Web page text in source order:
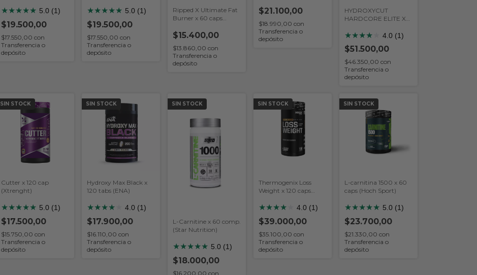
★★★★★ 5.0 (1)
$19.500,00
$17.550,00 con
Transferencia o
depósito
★★★★★ 5.0 (1)
$19.500,00
$17.550,00 con
Transferencia o
depósito
Ripped X Ultimate Fat
Burner x 60 caps
$15.400,00
$13.860,00 con
Transferencia o
depósito
$21.100,00
$18.990,00 con
Transferencia o
depósito
HYDROXYCUT
HARDCORE ELITE X
★★★★ 4.0 (1)
$51.500,00
$46.350,00 con
Transferencia o
depósito
SIN STOCK
Cutter x 120 cap
(Xtrenght)
★★★★★ 5.0 (1)
$17.500,00
$15.750,00 con
Transferencia o
depósito
SIN STOCK
Hydroxy Max Black x
120 tabs (ENA)
★★★★ 4.0 (1)
$17.900,00
$16.110,00 con
Transferencia o
depósito
SIN STOCK
L-Carnitine x 60 comp.
(Star Nutrition)
★★★★★ 5.0 (1)
$18.000,00
$16.200,00 con
SIN STOCK
Thermogenix Loss
Weight x 120 caps
★★★★ 4.0 (1)
$39.000,00
$35.100,00 con
Transferencia o
depósito
SIN STOCK
L-carnitina 1500 x 60
caps (Hoch Sport)
★★★★★ 5.0 (1)
$23.700,00
$21.330,00 con
Transferencia o
depósito